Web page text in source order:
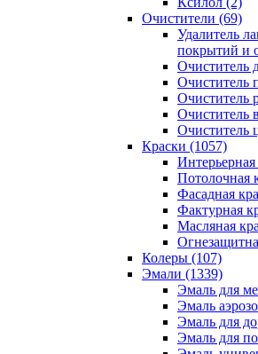
Очистители (69)
Удалитель
покрытий и
Очиститель
Очиститель
Очиститель
Очиститель
Очиститель
Краски (1057)
Потолочная
Фасадная
Фактурная
Масляная
Колеры (107)
Эмали (1339)
Эмаль для
Эмаль
Эмаль для
Эмаль для